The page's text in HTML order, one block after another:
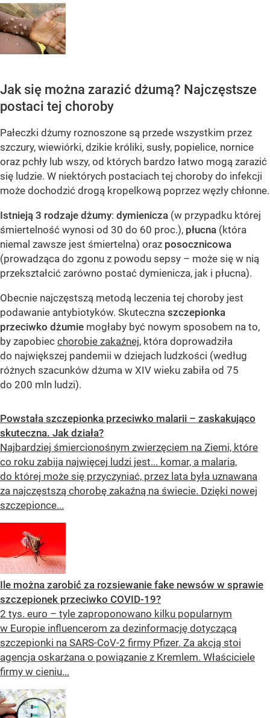
Jak się można zarazić dżumą? Najczęstsze
postaci tej choroby
Pałeczki dżumy roznoszone są przede wszystkim przez
szczury, wiewiórki, dzikie króliki, susły, popielice, nornice
oraz pchły lub wszy, od których bardzo łatwo mogą zarazić
się ludzie. W niektórych postaciach tej choroby do infekcji
może dochodzić drogą kropelkową poprzez węzły chłonne.
Istnieją 3 rodzaje dżumy: dymienicza (w przypadku której
śmiertelność wynosi od 30 do 60 proc.), płucna (która
niemal zawsze jest śmiertelna) oraz posocznicowa
(prowadząca do zgonu z powodu sepsy – może się w nią
przekształcić zarówno postać dymienicza, jak i płucna).
Obecnie najczęstszą metodą leczenia tej choroby jest
podawanie antybiotyków. Skuteczna szczepionka
przeciwko dżumie mogłaby być nowym sposobem na to,
by zapobiec chorobie zakaźnej, która doprowadziła
do największej pandemii w dziejach ludzkości (według
różnych szacunków dżuma w XIV wieku zabiła od 75
do 200 mln ludzi).
Powstała szczepionka przeciwko malarii – zaskakująco
skuteczna. Jak działa?
Najbardziej śmiercionośnym zwierzęciem na Ziemi, które
co roku zabija najwięcej ludzi jest... komar, a malaria,
do której może się przyczyniać, przez lata była uznawana
za najczęstszą chorobę zakaźną na świecie. Dzięki nowej
szczepionce...
Ile można zarobić za rozsiewanie fake newsów w sprawie
szczepionek przeciwko COVID-19?
2 tys. euro – tyle zaproponowano kilku popularnym
w Europie influencerom za dezinformację dotyczącą
szczepionki na SARS-CoV-2 firmy Pfizer. Za akcją stoi
agencja oskarżana o powiązanie z Kremlem. Właściciele
firmy w cieniu...